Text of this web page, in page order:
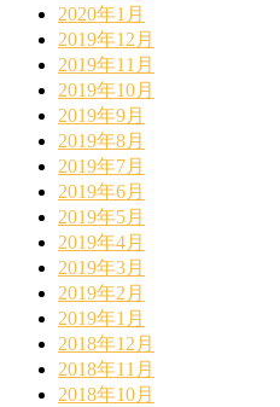
2020年1月
2019年12月
2019年11月
2019年10月
2019年9月
2019年8月
2019年7月
2019年6月
2019年5月
2019年4月
2019年3月
2019年2月
2019年1月
2018年12月
2018年11月
2018年10月